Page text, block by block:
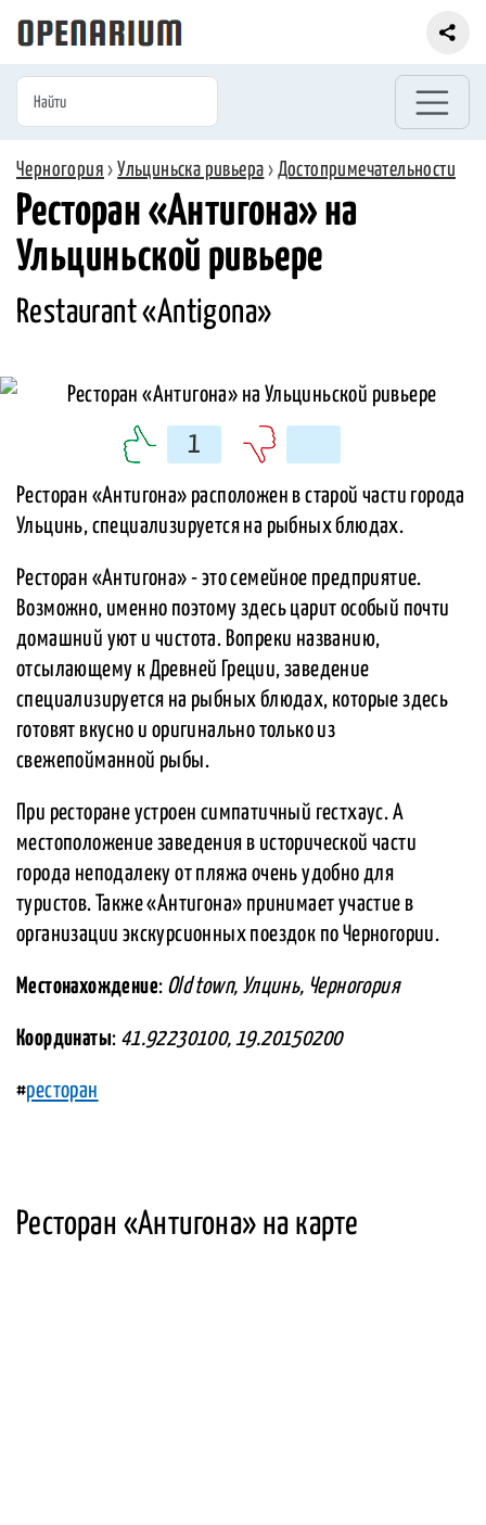
Черногория ›Ульциньска ривьера › Достопримечательности
Ресторан «Антигона» на
Ульциньской ривьере
Restaurant «Antigona»
1
Ресторан «Антигона» расположен в старой части города
Ульцинь, специализируется на рыбных блюдах.
Ресторан «Антигона» - это семейное предприятие.
Возможно, именно поэтому здесь царит особый почти
домашний уют и чистота. Вопреки названию,
отсылающему к Древней Греции, заведение
специализируется на рыбных блюдах, которые здесь
готовят вкусно и оригинально только из
свежепойманной рыбы.
При ресторане устроен симпатичный гестхаус. А
местоположение заведения в исторической части
города неподалеку от пляжа очень удобно для
туристов. Также «Антигона» принимает участие в
организации экскурсионных поездок по Черногории.
Местонахождение: Old town, Улцинь, Черногория
Координаты: 41.92230100, 19.20150200
#ресторан
Ресторан «Антигона» на карте